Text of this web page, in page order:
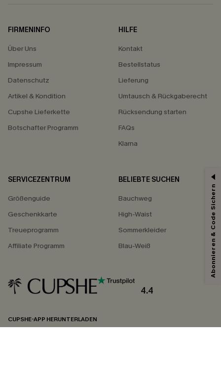
FIRMENINFO
Über Uns
Impressum
Datenschutz
Artikel & Kondition
Cupshe Lieferkette
Botschafter Programm
HILFE
Kontakt
Bestellstatus
Lieferung
Umtausch & Rückgaberecht
Rücksendung starten
FAQs
Klarna
SERVICEZENTRUM
Größenguide
Geschenkkarte
Treueprogramm
Affiliate Programm
BELIEBTE SUCHEN
Bauchweg
High-Waist
Sommerkleider
Blau-Weiß
4.4
CUPSHE-APP HERUNTERLADEN
Abonnieren & Code Sichern